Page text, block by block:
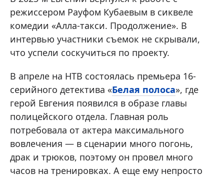
режиссером Рауфом Кубаевым в сиквеле
комедии «Алла-такси. Продолжение». В
интервью участники съемок не скрывали,
что успели соскучиться по проекту.
В апреле на НТВ состоялась премьера 16-
серийного детектива «Белая полоса», где
герой Евгения появился в образе главы
полицейского отдела. Главная роль
потребовала от актера максимального
вовлечения — в сценарии много погонь,
драк и трюков, поэтому он провел много
часов на тренировках. А еще ему непросто